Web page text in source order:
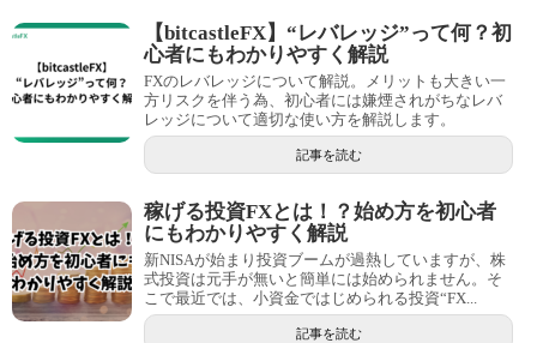
【bitcastleFX】“レバレッジ”って何？初
心者にもわかりやすく解説
FXのレバレッジについて解説。メリットも大きい一
方リスクを伴う為、初心者には嫌煙されがちなレバ
レッジについて適切な使い方を解説します。
記事を読む
稼げる投資FXとは！？始め方を初心者
にもわかりやすく解説
新NISAが始まり投資ブームが過熱していますが、株
式投資は元手が無いと簡単には始められません。そ
こで最近では、小資金ではじめられる投資“FX...
記事を読む